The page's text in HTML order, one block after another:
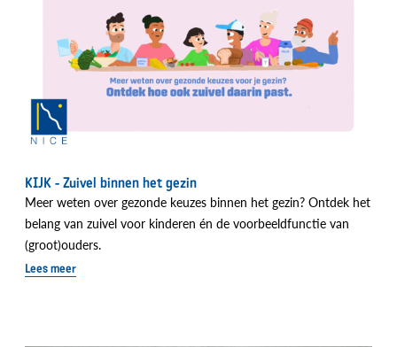
KIJK - Zuivel binnen het gezin
Meer weten over gezonde keuzes binnen het gezin? Ontdek het
belang van zuivel voor kinderen én de voorbeeldfunctie van
(groot)ouders.
Lees meer